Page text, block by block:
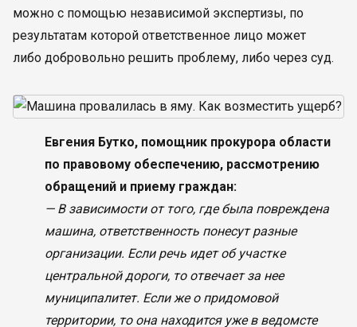
можно с помощью независимой экспертизы, по
результатам которой ответственное лицо может
либо добровольно решить проблему, либо через суд.
Евгения Бутко, помощник прокурора области
по правовому обеспечению, рассмотрению
обращений и приему граждан:
— В зависимости от того, где была повреждена
машина, ответственность понесут разные
организации. Если речь идет об участке
центральной дороги, то отвечает за нее
муниципалитет. Если же о придомовой
территории, то она находится уже в ведомсте